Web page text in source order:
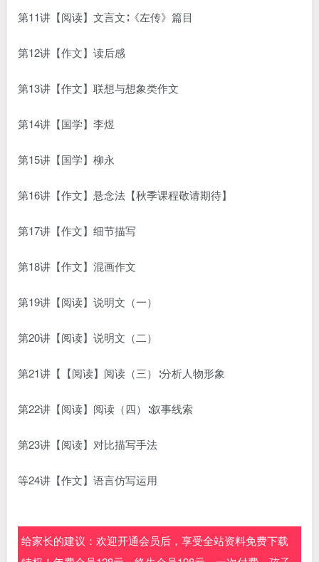
第11讲【阅读】文言文∶《左传》篇目
第12讲【作文】读后感
第13讲【作文】联想与想象类作文
第14讲【国学】李煜
第15讲【国学】柳永
第16讲【作文】悬念法【秋季课程敬请期待】
第17讲【作文】细节描写
第18讲【作文】混画作文
第19讲【阅读】说明文（一）
第20讲【阅读】说明文（二）
第21讲【【阅读】阅读（三）∶分析人物形象
第22讲【阅读】阅读（四）∶叙事线索
第23讲【阅读】对比描写手法
等24讲【作文】语言仿写运用
给家长的建议：欢迎开通会员后，享受全站资料免费下载